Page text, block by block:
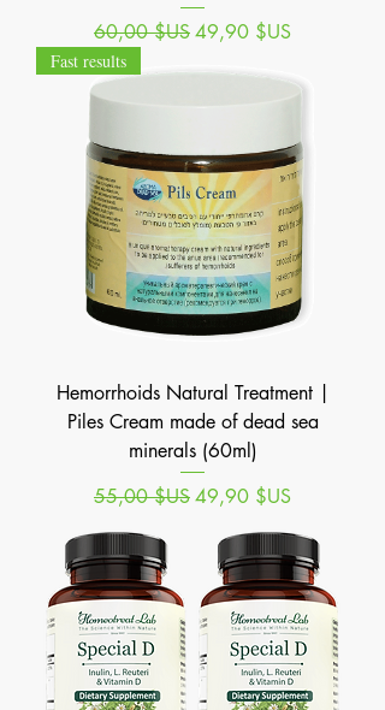
Prix original
60,00 $USPrix promotionnel
49,90 $US
Fast results
Hemorrhoids Natural Treatment |
Piles Cream made of dead sea
minerals (60ml)
Prix original
55,00 $USPrix promotionnel
49,90 $US